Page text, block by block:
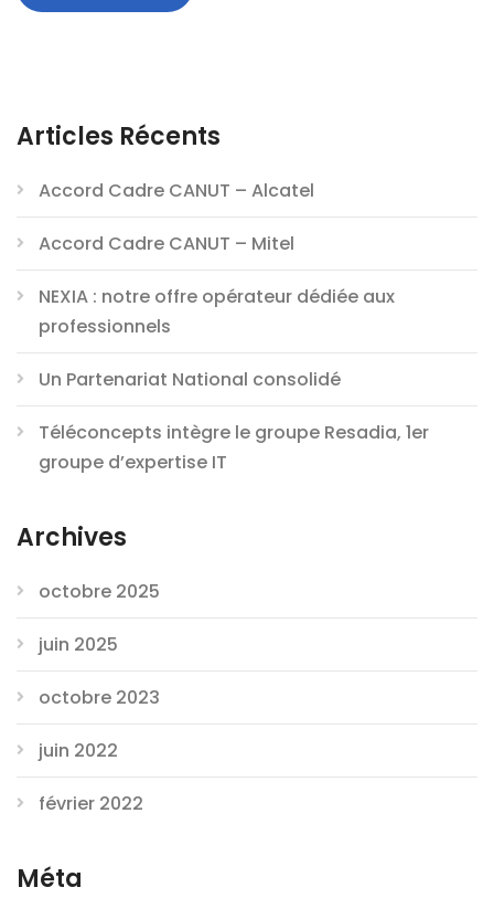
Articles Récents
Accord Cadre CANUT – Alcatel
Accord Cadre CANUT – Mitel
NEXIA : notre offre opérateur dédiée aux
professionnels
Un Partenariat National consolidé
Téléconcepts intègre le groupe Resadia, 1er
groupe d’expertise IT
Archives
octobre 2025
juin 2025
octobre 2023
juin 2022
février 2022
Méta